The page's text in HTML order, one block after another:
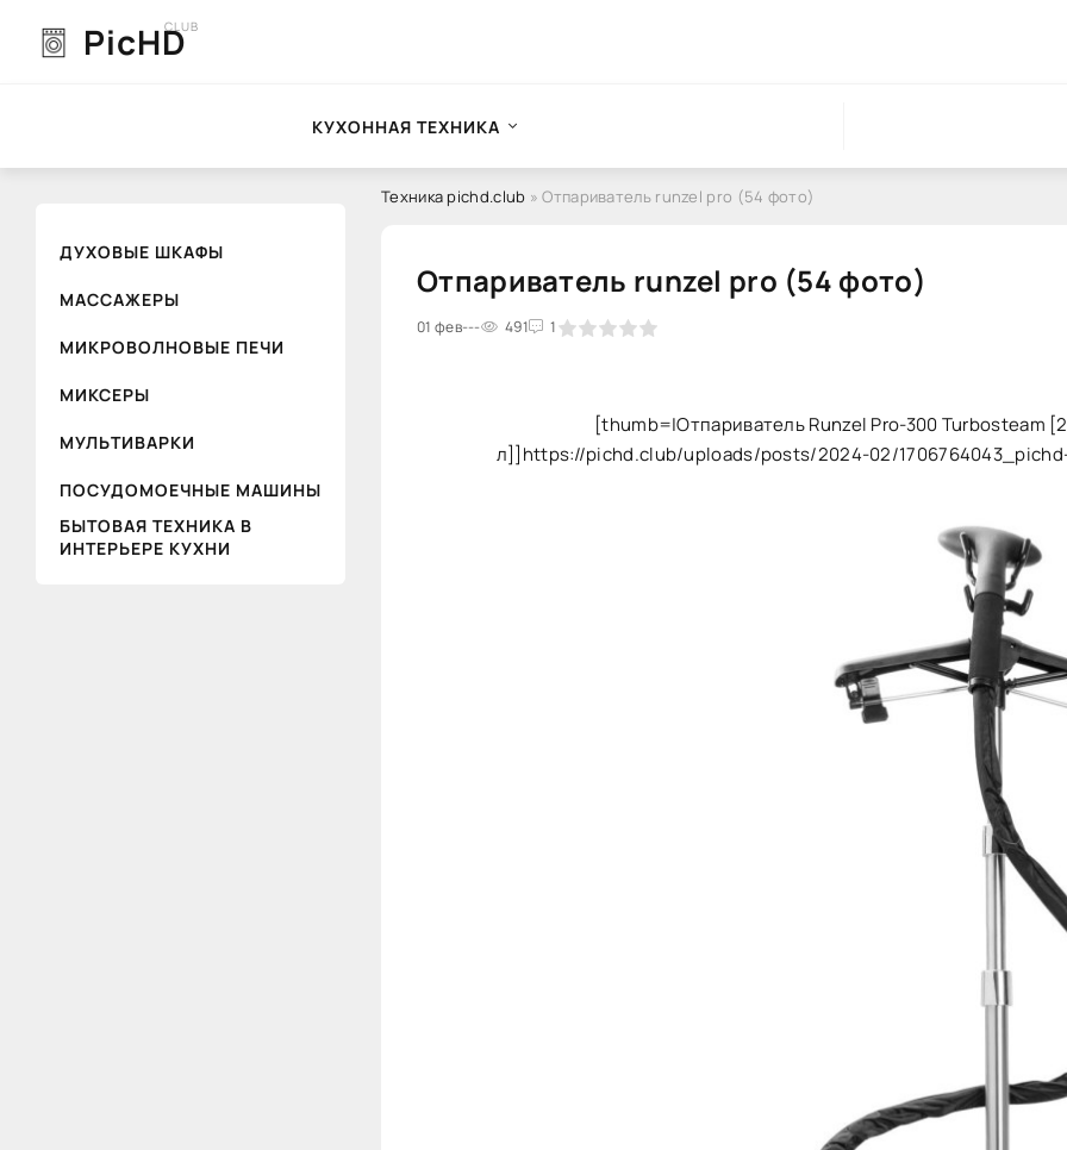
PicHD
CLUB
КУХОННАЯ ТЕХНИКА
ДУХОВЫЕ ШКАФЫ
МАССАЖЕРЫ
МИКРОВОЛНОВЫЕ ПЕЧИ
МИКСЕРЫ
МУЛЬТИВАРКИ
ПОСУДОМОЕЧНЫЕ МАШИНЫ
БЫТОВАЯ ТЕХНИКА В
ИНТЕРЬЕРЕ КУХНИ
Техника pichd.club » Отпариватель runzel pro (54 фото)
Отпариватель runzel pro (54 фото)
01 фев--- 491 1
1 2 3 4 5
[thumb=|Отпариватель Runzel Pro-300 Turbosteam
л]]https://pichd.club/uploads/posts/2024-02/